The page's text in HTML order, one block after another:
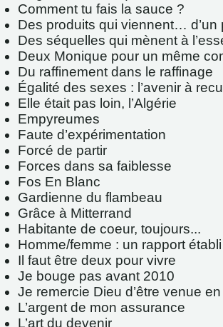
Comment tu fais la sauce ?
Des produits qui viennent… d’un
Des séquelles qui mènent à
Deux Monique pour un même
Du raffinement dans le raffinage
Égalité des sexes : l’avenir à
Elle était pas loin, l’Algérie
Empyreumes
Faute d’expérimentation
Forcé de partir
Forces dans sa faiblesse
Fos En Blanc
Gardienne du flambeau
Grâce à Mitterrand
Habitante de coeur, toujours...
Homme/femme : un rapport
Il faut être deux pour vivre
Je bouge pas avant 2010
Je remercie Dieu d’être venue
L’argent de mon assurance
L’art du devenir